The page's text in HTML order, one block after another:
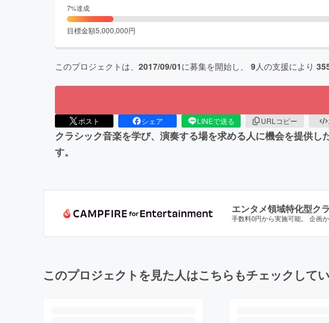
7%達成
目標金額5,000,000円
このプロジェクトは、 2017/09/01に募集を開始し、 9人の支援により
ポスト シェア LINEで送る URLコピー
クラシック音楽を学び、演奏する場を求める人に機会を提供
す。
エンタメ領域特化型ク
手数料0円から実施可能。 企画
このプロジェクトを見た人はこちらもチェックして